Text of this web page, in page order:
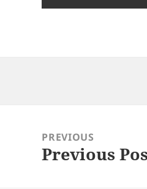
navigationPREVIOUS
Previous
Previous